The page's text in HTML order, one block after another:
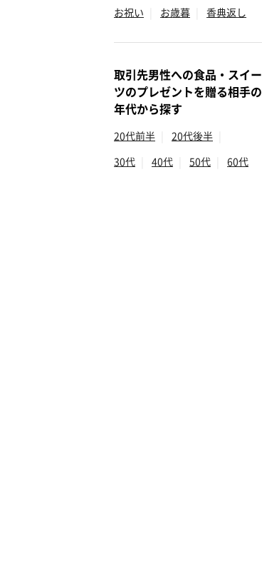
お祝い
お歳暮 香典返し
取引先男性への食品・スイー
ツのプレゼントを贈る相手の
年代から探す
20代前半 20代後半
30代
40代 50代 60代